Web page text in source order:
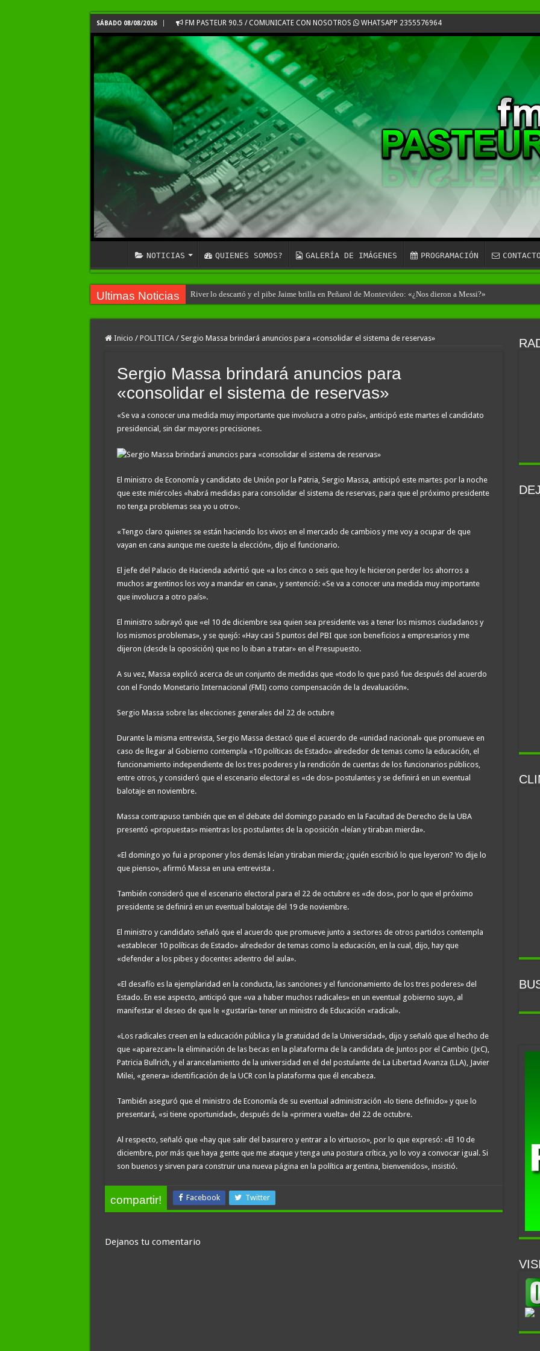
SÁBADO 08/08/2026 FM PASTEUR 90.5 / COMUNICATE CON NOSOTROS WHATSAPP 2355576964
NOTICIAS QUIENES SOMOS? GALERÍA DE IMÁGENES PROGRAMACIÓN
Ultimas Noticias River lo descartó y el pibe Jaime brilla en Peñarol de Montevideo: «¿Nos dieron a Messi?»
Inicio / POLITICA / Sergio Massa brindará anuncios para «consolidar el sistema de reservas»
Sergio Massa brindará anuncios para
«consolidar el sistema de reservas»
«Se va a conocer una medida muy importante que involucra a otro país», anticipó este martes el candidato
presidencial, sin dar mayores precisiones.
El ministro de Economía y candidato de Unión por la Patria, Sergio Massa, anticipó este martes por la noche
que este miércoles «habrá medidas para consolidar el sistema de reservas, para que el próximo presidente
no tenga problemas sea yo u otro».
«Tengo claro quienes se están haciendo los vivos en el mercado de cambios y me voy a ocupar de que
vayan en cana aunque me cueste la elección», dijo el funcionario.
El jefe del Palacio de Hacienda advirtió que «a los cinco o seis que hoy le hicieron perder los ahorros a
muchos argentinos los voy a mandar en cana», y sentenció: «Se va a conocer una medida muy importante
que involucra a otro país».
El ministro subrayó que «el 10 de diciembre sea quien sea presidente vas a tener los mismos ciudadanos y
los mismos problemas», y se quejó: «Hay casi 5 puntos del PBI que son beneficios a empresarios y me
dijeron (desde la oposición) que no lo iban a tratar» en el Presupuesto.
A su vez, Massa explicó acerca de un conjunto de medidas que «todo lo que pasó fue después del acuerdo
con el Fondo Monetario Internacional (FMI) como compensación de la devaluación».
Sergio Massa sobre las elecciones generales del 22 de octubre
Durante la misma entrevista, Sergio Massa destacó que el acuerdo de «unidad nacional» que promueve en
caso de llegar al Gobierno contempla «10 políticas de Estado» alrededor de temas como la educación, el
funcionamiento independiente de los tres poderes y la rendición de cuentas de los funcionarios públicos,
entre otros, y consideró que el escenario electoral es «de dos» postulantes y se definirá en un eventual
balotaje en noviembre.
Massa contrapuso también que en el debate del domingo pasado en la Facultad de Derecho de la UBA
presentó «propuestas» mientras los postulantes de la oposición «leían y tiraban mierda».
«El domingo yo fui a proponer y los demás leían y tiraban mierda; ¿quién escribió lo que leyeron? Yo dije lo
que pienso», afirmó Massa en una entrevista .
También consideró que el escenario electoral para el 22 de octubre es «de dos», por lo que el próximo
presidente se definirá en un eventual balotaje del 19 de noviembre.
El ministro y candidato señaló que el acuerdo que promueve junto a sectores de otros partidos contempla
«establecer 10 políticas de Estado» alrededor de temas como la educación, en la cual, dijo, hay que
«defender a los pibes y docentes adentro del aula».
«El desafío es la ejemplaridad en la conducta, las sanciones y el funcionamiento de los tres poderes» del
Estado. En ese aspecto, anticipó que «va a haber muchos radicales» en un eventual gobierno suyo, al
manifestar el deseo de que le «gustaría» tener un ministro de Educación «radical».
«Los radicales creen en la educación pública y la gratuidad de la Universidad», dijo y señaló que el hecho de
que «aparezcan» la eliminación de las becas en la plataforma de la candidata de Juntos por el Cambio (JxC),
Patricia Bullrich, y el arancelamiento de la universidad en el del postulante de La Libertad Avanza (LLA), Javier
Milei, «genera» identificación de la UCR con la plataforma que él encabeza.
También aseguró que el ministro de Economía de su eventual administración «lo tiene definido» y que lo
presentará, «si tiene oportunidad», después de la «primera vuelta» del 22 de octubre.
Al respecto, señaló que «hay que salir del basurero y entrar a lo virtuoso», por lo que expresó: «El 10 de
diciembre, por más que haya gente que me ataque y tenga una postura crítica, yo lo voy a convocar igual. Si
son buenos y sirven para construir una nueva página en la política argentina, bienvenidos», insistió.
compartir! Facebook Twitter
Dejanos tu comentario